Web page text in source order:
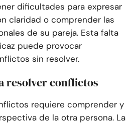
dificultades para expresar
claridad o comprender las
de su pareja. Esta falta
puede provocar
sin resolver.
resolver conflictos
requiere comprender y
de la otra persona. La